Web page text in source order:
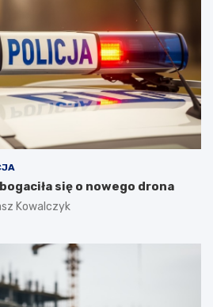
się o nowego drona
Kowalczyk